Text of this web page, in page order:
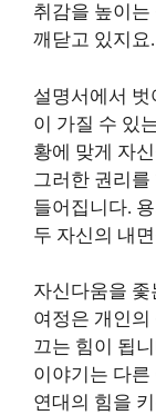
취감을 높이는
깨닫고 있지요.
설명서에서
이 가질 수 있
황에 맞게 자
그러한 권리
들어집니다.
두 자신의 내
자신다움을
여정은 개인의
끄는 힘이 됩
이야기는 다른
연대의 힘을